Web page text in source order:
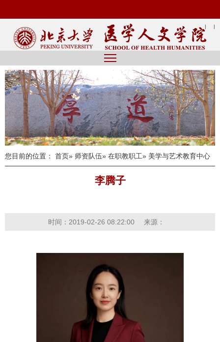
| |
您目前的位置： 首页» 师资队伍» 在职教职工» 美学与艺术教育中心
李腾子
时间：2019-02-26 08:22:00 来源：